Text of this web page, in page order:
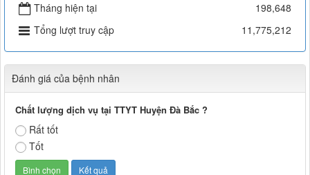
Tháng hiện tại
198,648
Tổng lượt truy cập
11,775,212
Đánh giá của bệnh nhân
Chất lượng dịch vụ tại TTYT Huyện Đà Bắc ?
Rất tốt
Tốt